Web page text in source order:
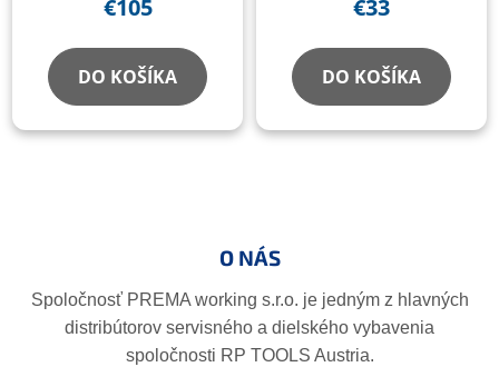
€105
DO KOŠÍKA
€33
DO KOŠÍKA
O NÁS
Spoločnosť PREMA working s.r.o. je jedným z hlavných
distribútorov servisného a dielského vybavenia
spoločnosti RP TOOLS Austria.